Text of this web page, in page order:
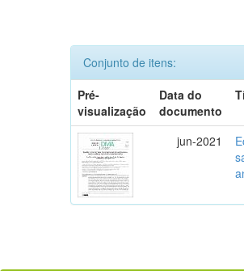
Conjunto de itens:
Pré-
visualização
Data do
documento
jun-2021